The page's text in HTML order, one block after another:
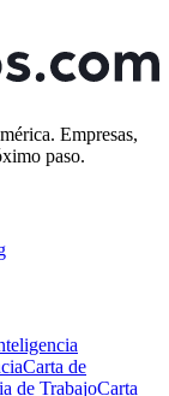
Empresas,
paso.
Carta de
de TrabajoCarta